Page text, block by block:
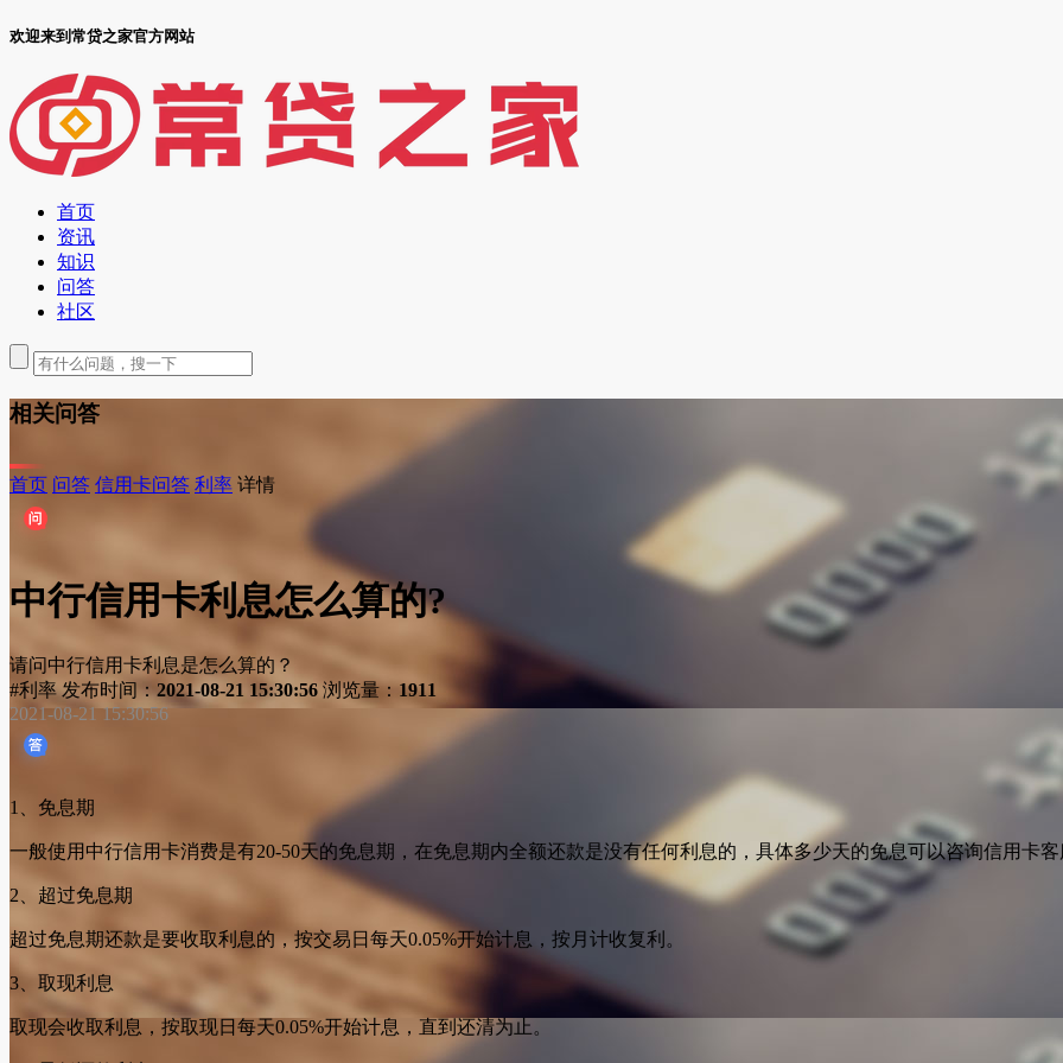
欢迎来到常贷之家官方网站
首页
资讯
知识
问答
社区
相关问答
首页 问答 信用卡问答 利率 详情
中行信用卡利息怎么算的?
请问中行信用卡利息是怎么算的？
#利率 发布时间： 2021-08-21 15:30:56 浏览量： 1911
2021-08-21 15:30:56
1、免息期
一般使用中行信用卡消费是有20-50天的免息期，在免息期内全额还款是没有任何利息的，具体多少天的免息可以咨询信用卡
2、超过免息期
超过免息期还款是要收取利息的，按交易日每天0.05%开始计息，按月计收复利。
3、取现利息
取现会收取利息，按取现日每天0.05%开始计息，直到还清为止。